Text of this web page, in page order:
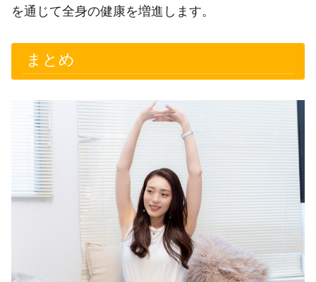
を通じて全身の健康を増進します。
まとめ